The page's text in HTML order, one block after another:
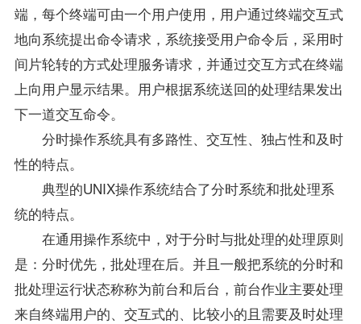
端，每个终端可由一个用户使用，用户通过终端交互式
地向系统提出命令请求，系统接受用户命令后，采用时
间片轮转的方式处理服务请求，并通过交互方式在终端
上向用户显示结果。用户根据系统送回的处理结果发出
下一道交互命令。
分时操作系统具有多路性、交互性、独占性和及时
性的特点。
典型的UNIX操作系统结合了分时系统和批处理系
统的特点。
在通用操作系统中，对于分时与批处理的处理原则
是：分时优先，批处理在后。并且一般把系统的分时和
批处理运行状态称称为前台和后台，前台作业主要处理
来自终端用户的、交互式的、比较小的且需要及时处理